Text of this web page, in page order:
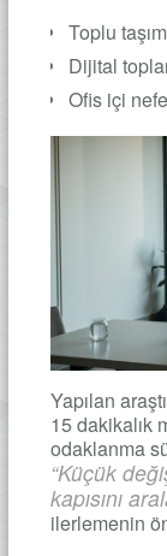
Toplu
Dijital
Ofis içi
Yapılan
15 dakikalık
odaklanma
“Küçük
kapısını
ilerlemenin